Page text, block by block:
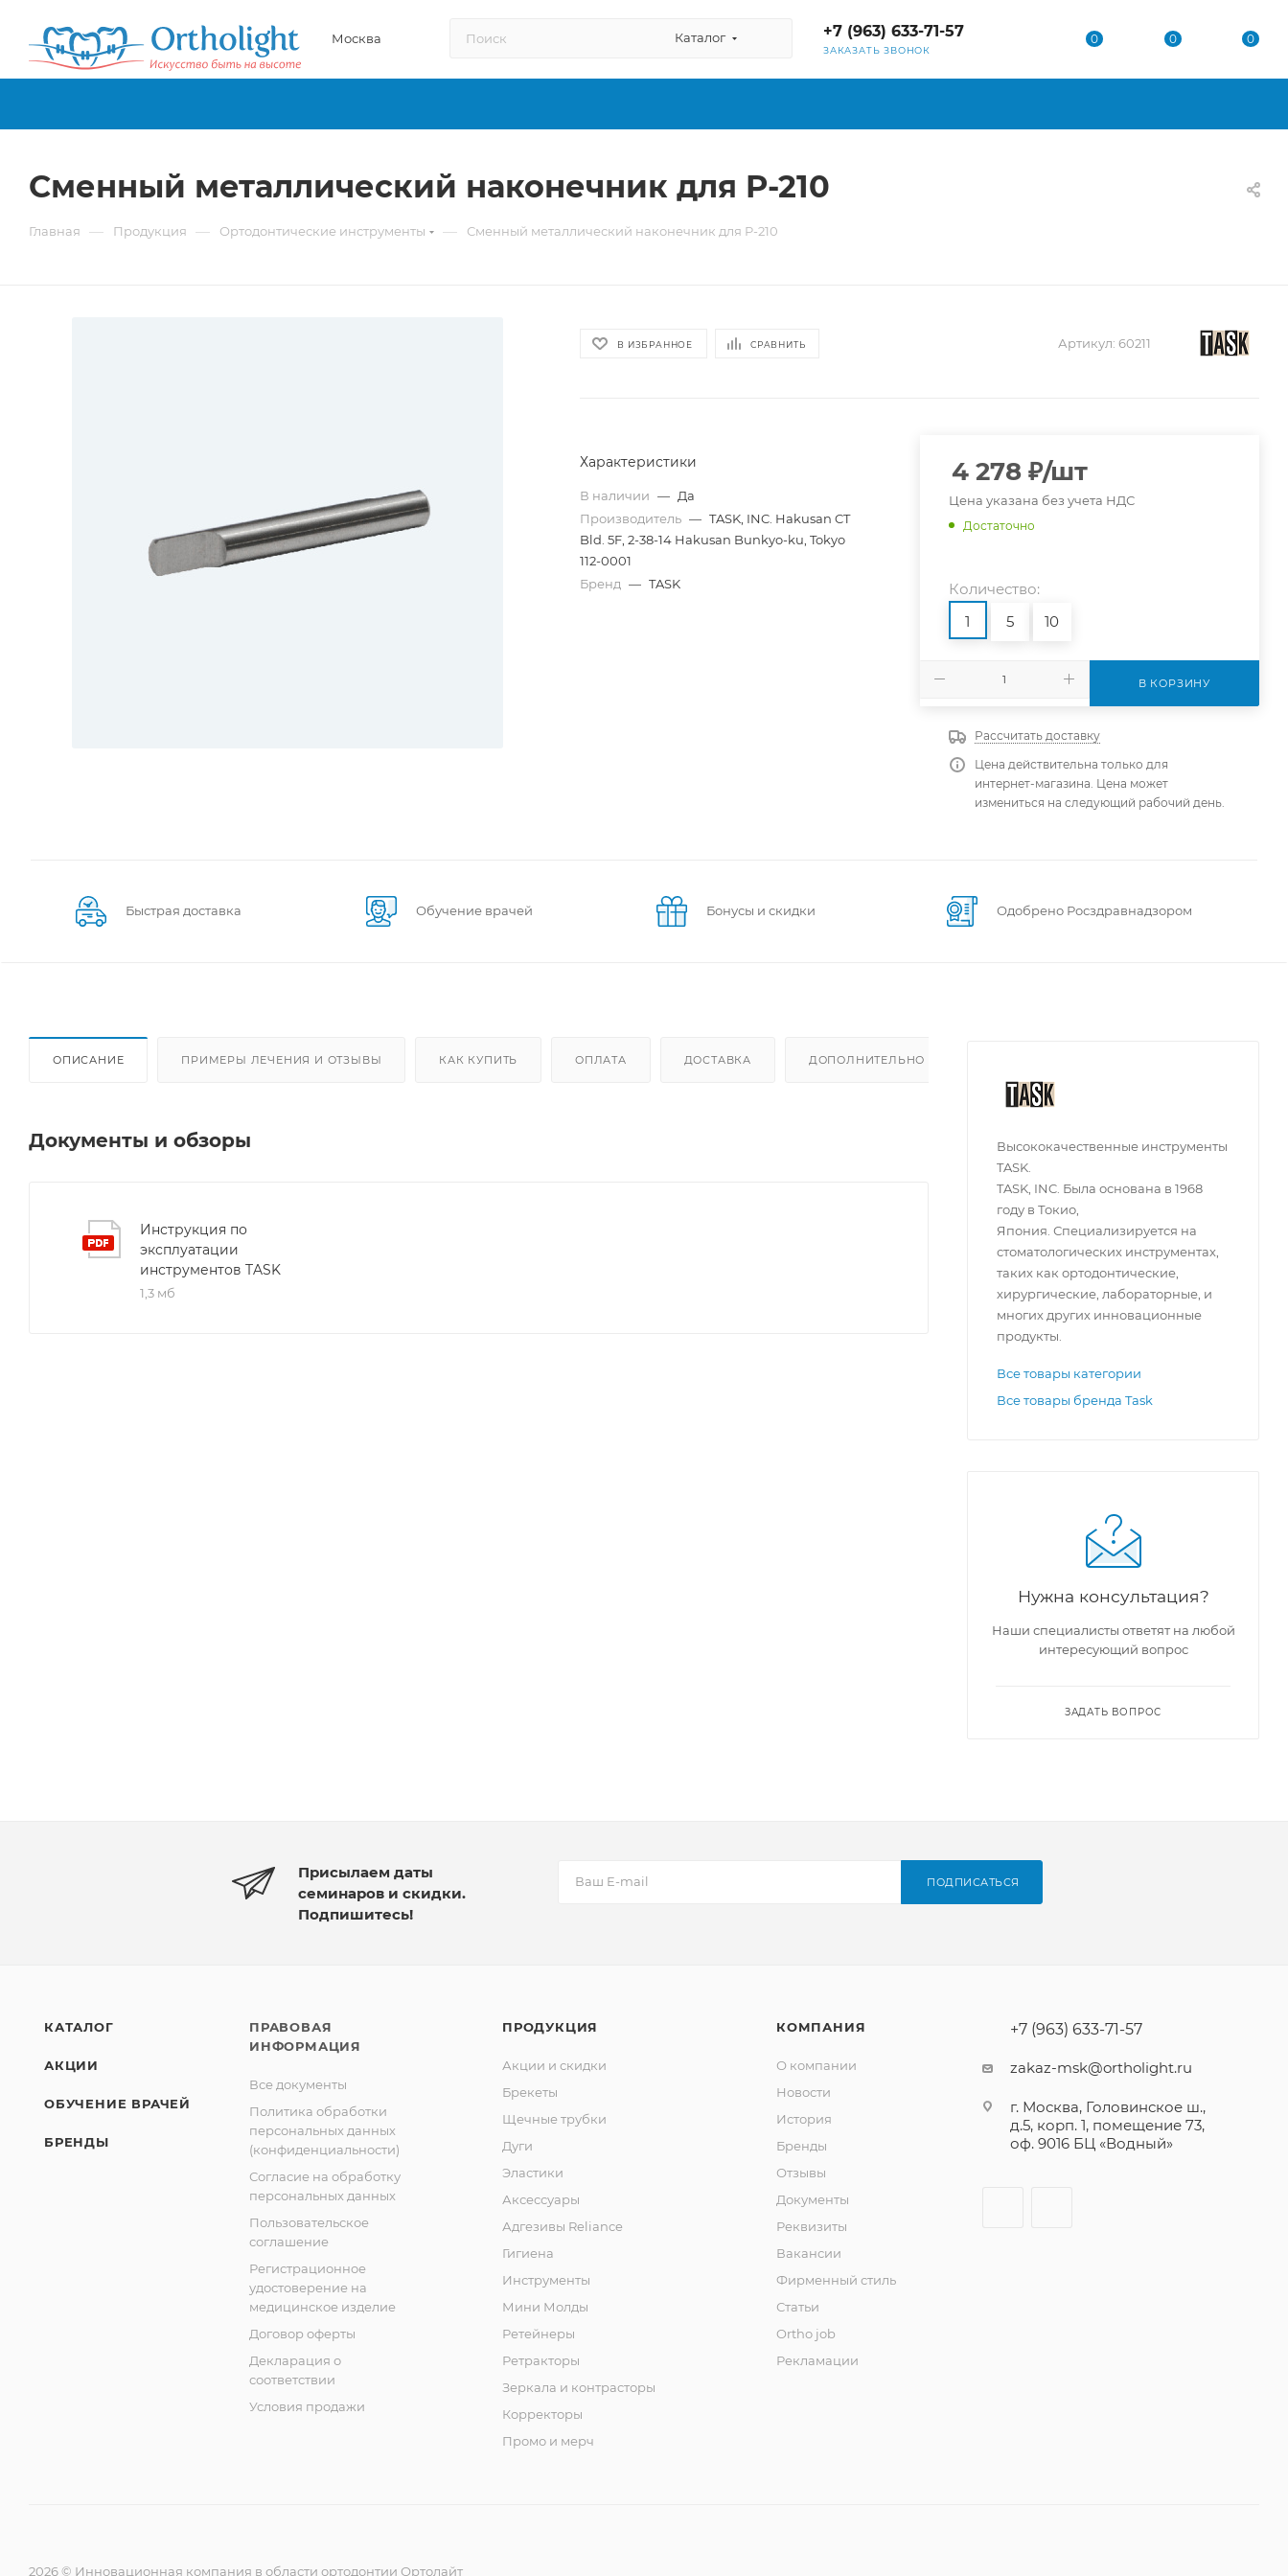
Москва Каталог +7 (963) 633-71-57
ЗАКАЗАТЬ ЗВОНОК
0 0 0
Сменный металлический наконечник для P-210
Главная — Продукция — Ортодонтические инструменты — Сменный металлический наконечник для P-210
В ИЗБРАННОЕ СРАВНИТЬ Артикул: 60211
Характеристики
В наличии — Да
Производитель — TASK, INC. Hakusan CT
Bld. 5F, 2-38-14 Hakusan Bunkyo-ku, Tokyo
112-0001
Бренд — TASK
4 278₽/шт
Цена указана без учета НДС
Достаточно
Количество:
1
5 10
В КОРЗИНУ
Рассчитать доставку
Цена действительна только для
интернет-магазина. Цена может
измениться на следующий рабочий день.
Быстрая доставка Обучение врачей Бонусы и скидки Одобрено Росздравнадзором
ОПИСАНИЕ ПРИМЕРЫ ЛЕЧЕНИЯ И ОТЗЫВЫ КАК КУПИТЬ ОПЛАТА ДОСТАВКА ДОПОЛНИТЕЛЬНО
Документы и обзоры
Инструкция по
эксплуатации
инструментов TASK
1,3 мб
Высококачественные инструменты
TASK.
TASK, INC. Была основана в 1968
году в Токио,
Япония. Специализируется на
стоматологических инструментах,
таких как ортодонтические,
хирургические, лабораторные, и
многих других инновационные
продукты.
Все товары категории
Все товары бренда Task
Нужна консультация?
Наши специалисты ответят на любой
интересующий вопрос
ЗАДАТЬ ВОПРОС
Присылаем даты
семинаров и скидки.
Подпишитесь!
ПОДПИСАТЬСЯ
КАТАЛОГ
АКЦИИ
ОБУЧЕНИЕ ВРАЧЕЙ
БРЕНДЫ
ПРАВОВАЯ
ИНФОРМАЦИЯ
Все документы
Политика обработки
персональных данных
(конфиденциальности)
Согласие на обработку
персональных данных
Пользовательское
соглашение
Регистрационное
удостоверение на
медицинское изделие
Договор оферты
Декларация о
соответствии
Условия продажи
ПРОДУКЦИЯ
Акции и скидки
Брекеты
Щечные трубки
Дуги
Эластики
Аксессуары
Адгезивы Reliance
Гигиена
Инструменты
Мини Молды
Ретейнеры
Ретракторы
Зеркала и контраcторы
Корректоры
Промо и мерч
КОМПАНИЯ
О компании
Новости
История
Бренды
Отзывы
Документы
Реквизиты
Вакансии
Фирменный стиль
Статьи
Ortho job
Рекламации
+7 (963) 633-71-57
zakaz-msk@ortholight.ru
г. Москва, Головинское ш.,
д.5, корп. 1, помещение 73,
оф. 9016 БЦ «Водный»
2026 © Инновационная компания в области ортодонтии Ортолайт